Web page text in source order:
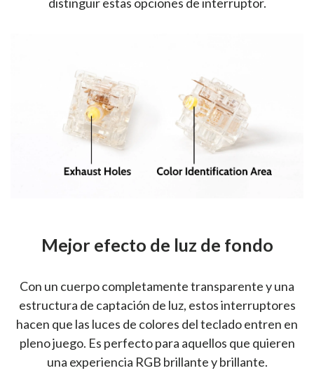
Mejor efecto de luz de fondo
Con un cuerpo completamente transparente y una
estructura de captación de luz, estos interruptores
hacen que las luces de colores del teclado entren en
pleno juego. Es perfecto para aquellos que quieren
una experiencia RGB brillante y brillante.